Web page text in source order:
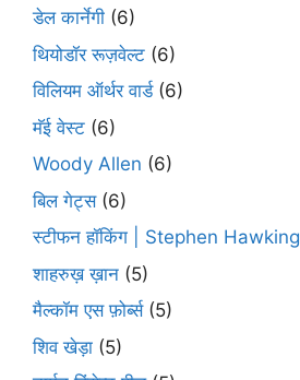
डेल कार्नेगी (6)
थियोडॉर रूज़वेल्ट (6)
विलियम ऑर्थर वार्ड(6)
मॅई वेस्ट (6)
Woody Allen (6)
बिल गेट्स(6)
स्टीफन हॉकिंग | Stephen Hawking
शाहरुख़ ख़ान (5)
मैल्कॉम एस फ़ोर्ब्स(5)
शिव खेड़ा (5)